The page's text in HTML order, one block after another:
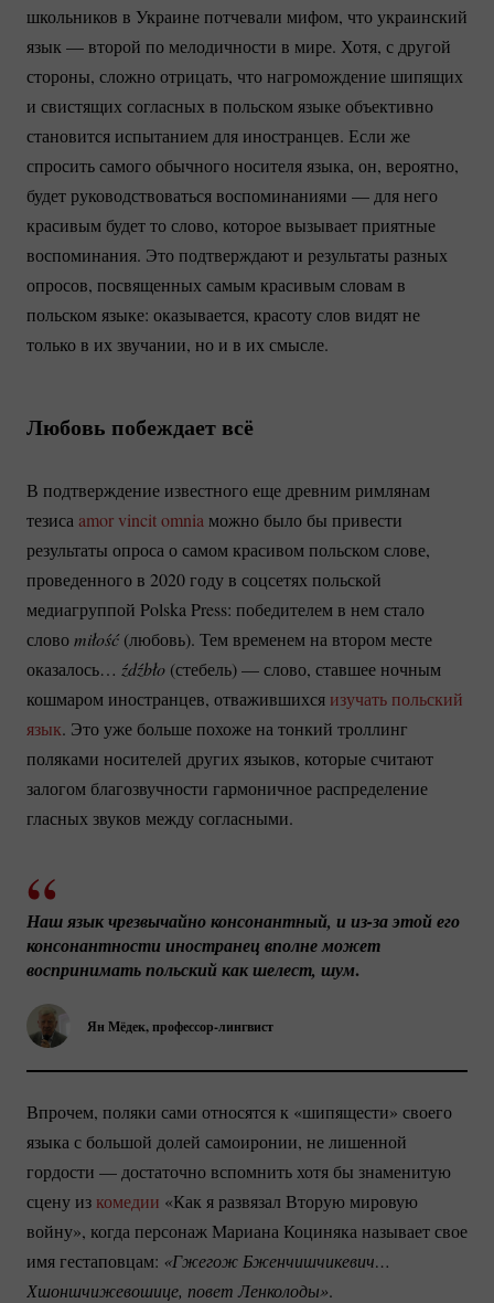
школьников в Украине потчевали мифом, что украинский
язык — второй по мелодичности в мире. Хотя, с другой
стороны, сложно отрицать, что нагромождение шипящих
и свистящих согласных в польском языке объективно
становится испытанием для иностранцев. Если же
спросить самого обычного носителя языка, он, вероятно,
будет руководствоваться воспоминаниями — для него
красивым будет то слово, которое вызывает приятные
воспоминания. Это подтверждают и результаты разных
опросов, посвященных самым красивым словам в
польском языке: оказывается, красоту слов видят не
только в их звучании, но и в их смысле.
Любовь побеждает всё
В подтверждение известного еще древним римлянам
тезисаamor vincit omnia можно было бы привести
результаты опроса о самом красивом польском слове,
проведенного в 2020 году в соцсетях польской
медиагруппой Polska Press: победителем в нем стало
словоmiłość (любовь). Тем временем на втором месте
оказалось… źdźbło (стебель) — слово, ставшее ночным
кошмаром иностранцев, отважившихся изучать польский
язык. Это уже больше похоже на тонкий троллинг
поляками носителей других языков, которые считают
залогом благозвучности гармоничное распределение
гласных звуков между согласными.
Ян Мёдек,профессор-лингвист
Наш язык чрезвычайно консонантный, и из-за этой его
консонантности иностранец вполне может
воспринимать польский как шелест, шум.
Впрочем, поляки сами относятся к «шипящести» своего
языка с большой долей самоиронии, не лишенной
гордости — достаточно вспомнить хотя бы знаменитую
сцену из комедии «Как я развязал Вторую мировую
войну», когда персонаж Мариана Коциняка называет свое
имя гестаповцам: «Гжегож Бженчишчикевич…
Хшоншчижевошице, повет Ленколоды».